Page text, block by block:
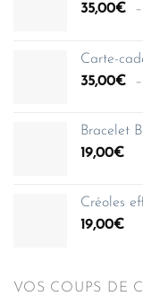
35,00€ –
Carte-
35,00€ –
Bracelet
19,00€
Créoles
19,00€
VOS COUPS DE